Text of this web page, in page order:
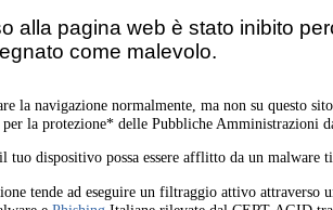
alla pagina web è stato inibito
come malevolo.
la navigazione normalmente, ma non su questo
la protezione* delle Pubbliche Amministrazioni
tuo dispositivo possa essere afflitto da un
tende ad eseguire un filtraggio attivo